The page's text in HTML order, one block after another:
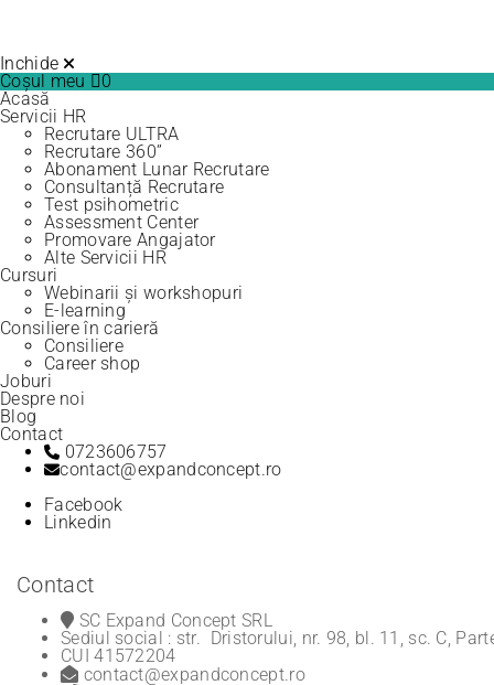
Inchide
Coșul meu
0
Acasă
Servicii HR
Recrutare ULTRA
Recrutare 360”
Abonament Lunar Recrutare
Consultanță Recrutare
Test psihometric
Assessment Center
Promovare Angajator
Alte Servicii HR
Cursuri
Webinarii și workshopuri
E-learning
Consiliere în carieră
Consiliere
Career shop
Joburi
Despre noi
Blog
Contact
0723606757
contact@expandconcept.ro
Facebook
Linkedin
Contact
SC Expand Concept SRL
Sediul social : str. Dristorului, nr. 98, bl. 11, sc. C,
CUI 41572204
contact@expandconcept.ro